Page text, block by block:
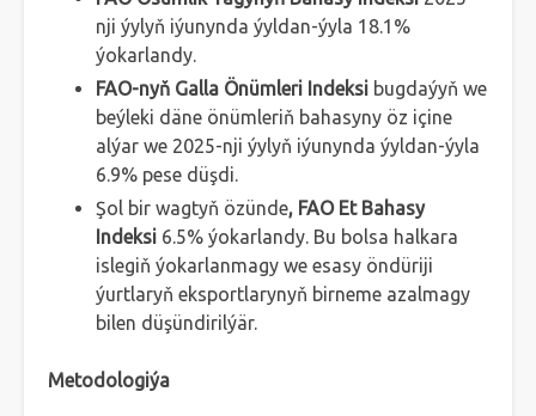
nji ýylyň iýunynda ýyldan-ýyla 18.1%
ýokarlandy.
FAO-nyň Galla Önümleri Indeksi bugdaýyň we
beýleki däne önümleriň bahasyny öz içine
alýar we 2025-nji ýylyň iýunynda ýyldan-ýyla
6.9% pese düşdi.
Şol bir wagtyň özünde, FAO Et Bahasy
Indeksi 6.5% ýokarlandy. Bu bolsa halkara
islegiň ýokarlanmagy we esasy öndüriji
ýurtlaryň eksportlarynyň birneme azalmagy
bilen düşündirilýär.
Metodologiýa